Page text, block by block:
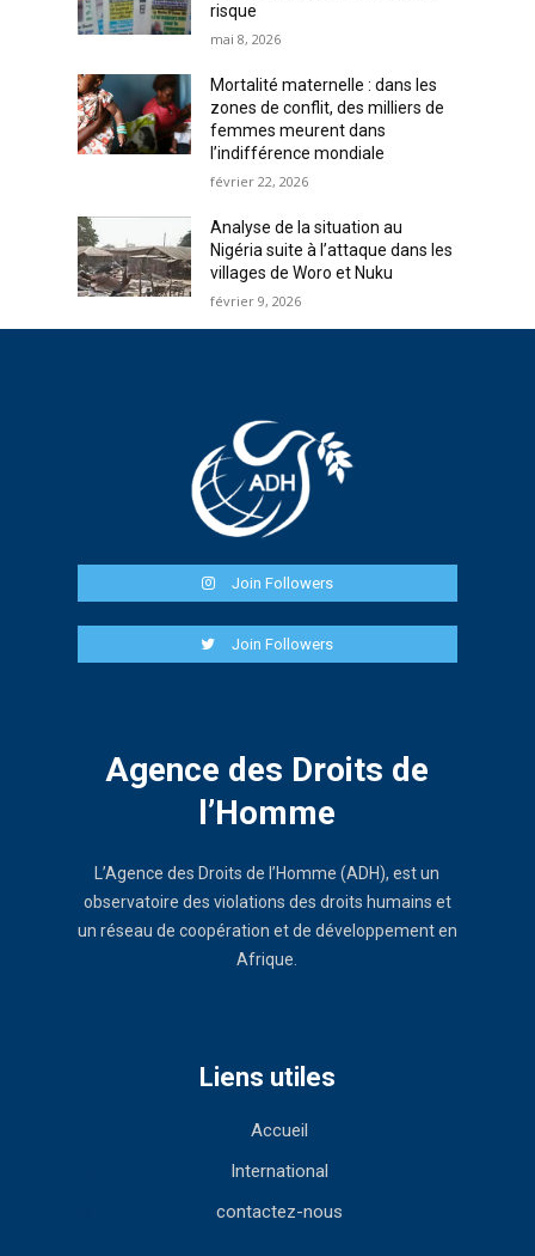
risque
mai 8, 2026
Mortalité maternelle : dans les
zones de conflit, des milliers de
femmes meurent dans
l’indifférence mondiale
février 22, 2026
Analyse de la situation au
Nigéria suite à l’attaque dans les
villages de Woro et Nuku
février 9, 2026
Join Followers
Join Followers
Agence des Droits de
l’Homme
L’Agence des Droits de l’Homme (ADH), est un
observatoire des violations des droits humains et
un réseau de coopération et de développement en
Afrique.
Liens utiles
Accueil
International
contactez-nous